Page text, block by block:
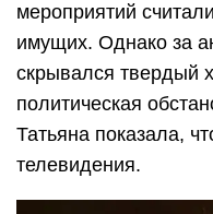
мероприятий
имущих. Однако за
скрывался твердый
политическая
Татьяна показала,
телевидения.